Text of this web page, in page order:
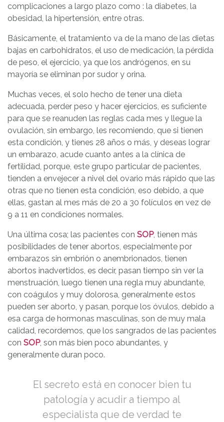
complicaciones a largo plazo como : la diabetes, la
obesidad, la hipertensión, entre otras.
Básicamente, el tratamiento va de la mano de las dietas
bajas en carbohidratos, el uso de medicación, la pérdida
de peso, el ejercicio, ya que los andrógenos, en su
mayoría se eliminan por sudor y orina.
Muchas veces, el solo hecho de tener una dieta
adecuada, perder peso y hacer ejercicios, es suficiente
para que se reanuden las reglas cada mes y llegue la
ovulación, sin embargo, les recomiendo, que si tienen
esta condición, y tienes 28 años o más, y deseas lograr
un embarazo, acude cuanto antes a la clínica de
fertilidad, porque, este grupo particular de pacientes,
tienden a envejecer a nivel del ovario más rápido que las
otras que no tienen esta condición, eso debido, a que
ellas, gastan al mes más de 20 a 30 folículos en vez de
9 a 11 en condiciones normales.
Una última cosa; las pacientes con SOP, tienen más
posibilidades de tener abortos, especialmente por
embarazos sin embrión o anembrionados, tienen
abortos inadvertidos, es decir, pasan tiempo sin ver la
menstruación, luego tienen una regla muy abundante,
con coágulos y muy dolorosa, generalmente estos
pueden ser aborto, y pasan, porque los óvulos, debido a
esa carga de hormonas masculinas, son de muy mala
calidad, recordemos, que los sangrados de las pacientes
con SOP, son más bien poco abundantes, y
generalmente duran poco.
El secreto está en conocer bien tu
patología y acudir a tiempo al
especialista que de verdad te